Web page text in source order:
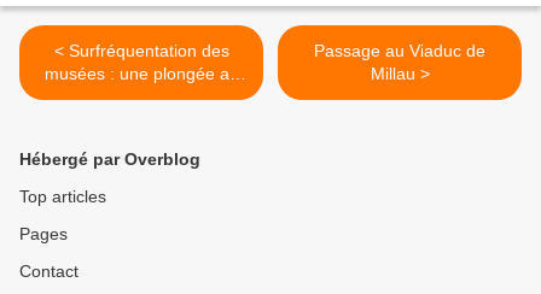
< Surfréquentation des
musées : une plongée au
cœur du Louvre et d’Orsay
Passage au Viaduc de
Millau >
Hébergé par Overblog
Top articles
Pages
Contact